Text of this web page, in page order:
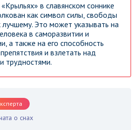
в славянском соннике
как символ силы, свободы
лучшему. Это может указывать на
в саморазвитии и
а также на его способность
и взлетать над
трудностями.
о снах